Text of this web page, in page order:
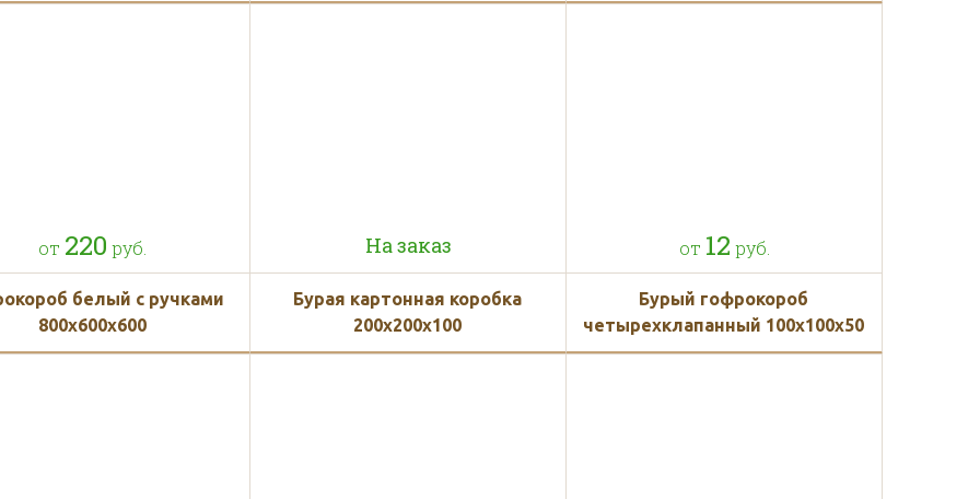
от 220 руб.
белый с ручками
800х600х600
На заказ
Бурая картонная коробка
200х200х100
от 12 руб.
Бурый гофрокороб
четырехклапанный 100х100х50